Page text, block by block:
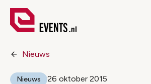
Nieuws
Nieuws 26 oktober 2015